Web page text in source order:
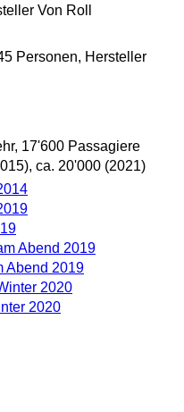
Von Roll
Personen, Hersteller
17'600 Passagiere
ca. 20'000 (2021)
Abend 2019
Abend 2019
2020
2020